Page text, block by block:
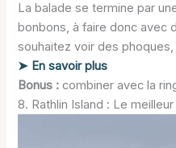
La balade se termine par
bonbons, à faire donc avec
souhaitez voir des phoques,
➤ En savoir plus
Bonus : combiner avec la
8. Rathlin Island : Le